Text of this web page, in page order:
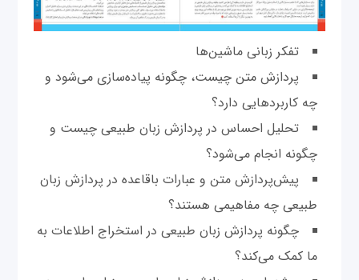
تفکر زبانی ماشین‌ها
پردازش متن چیست، چگونه پیاده‌سازی می‌شود و
چه کاربردهایی دارد؟
تحلیل احساس در پردازش زبان طبیعی چیست و
چگونه انجام می‌شود؟
پیش‌پردازش متن و عبارات باقاعده در پردازش زبان
طبیعی چه مفاهیمی هستند؟
چگونه پردازش زبان طبیعی در استخراج اطلاعات به
ما کمک می‌کند؟